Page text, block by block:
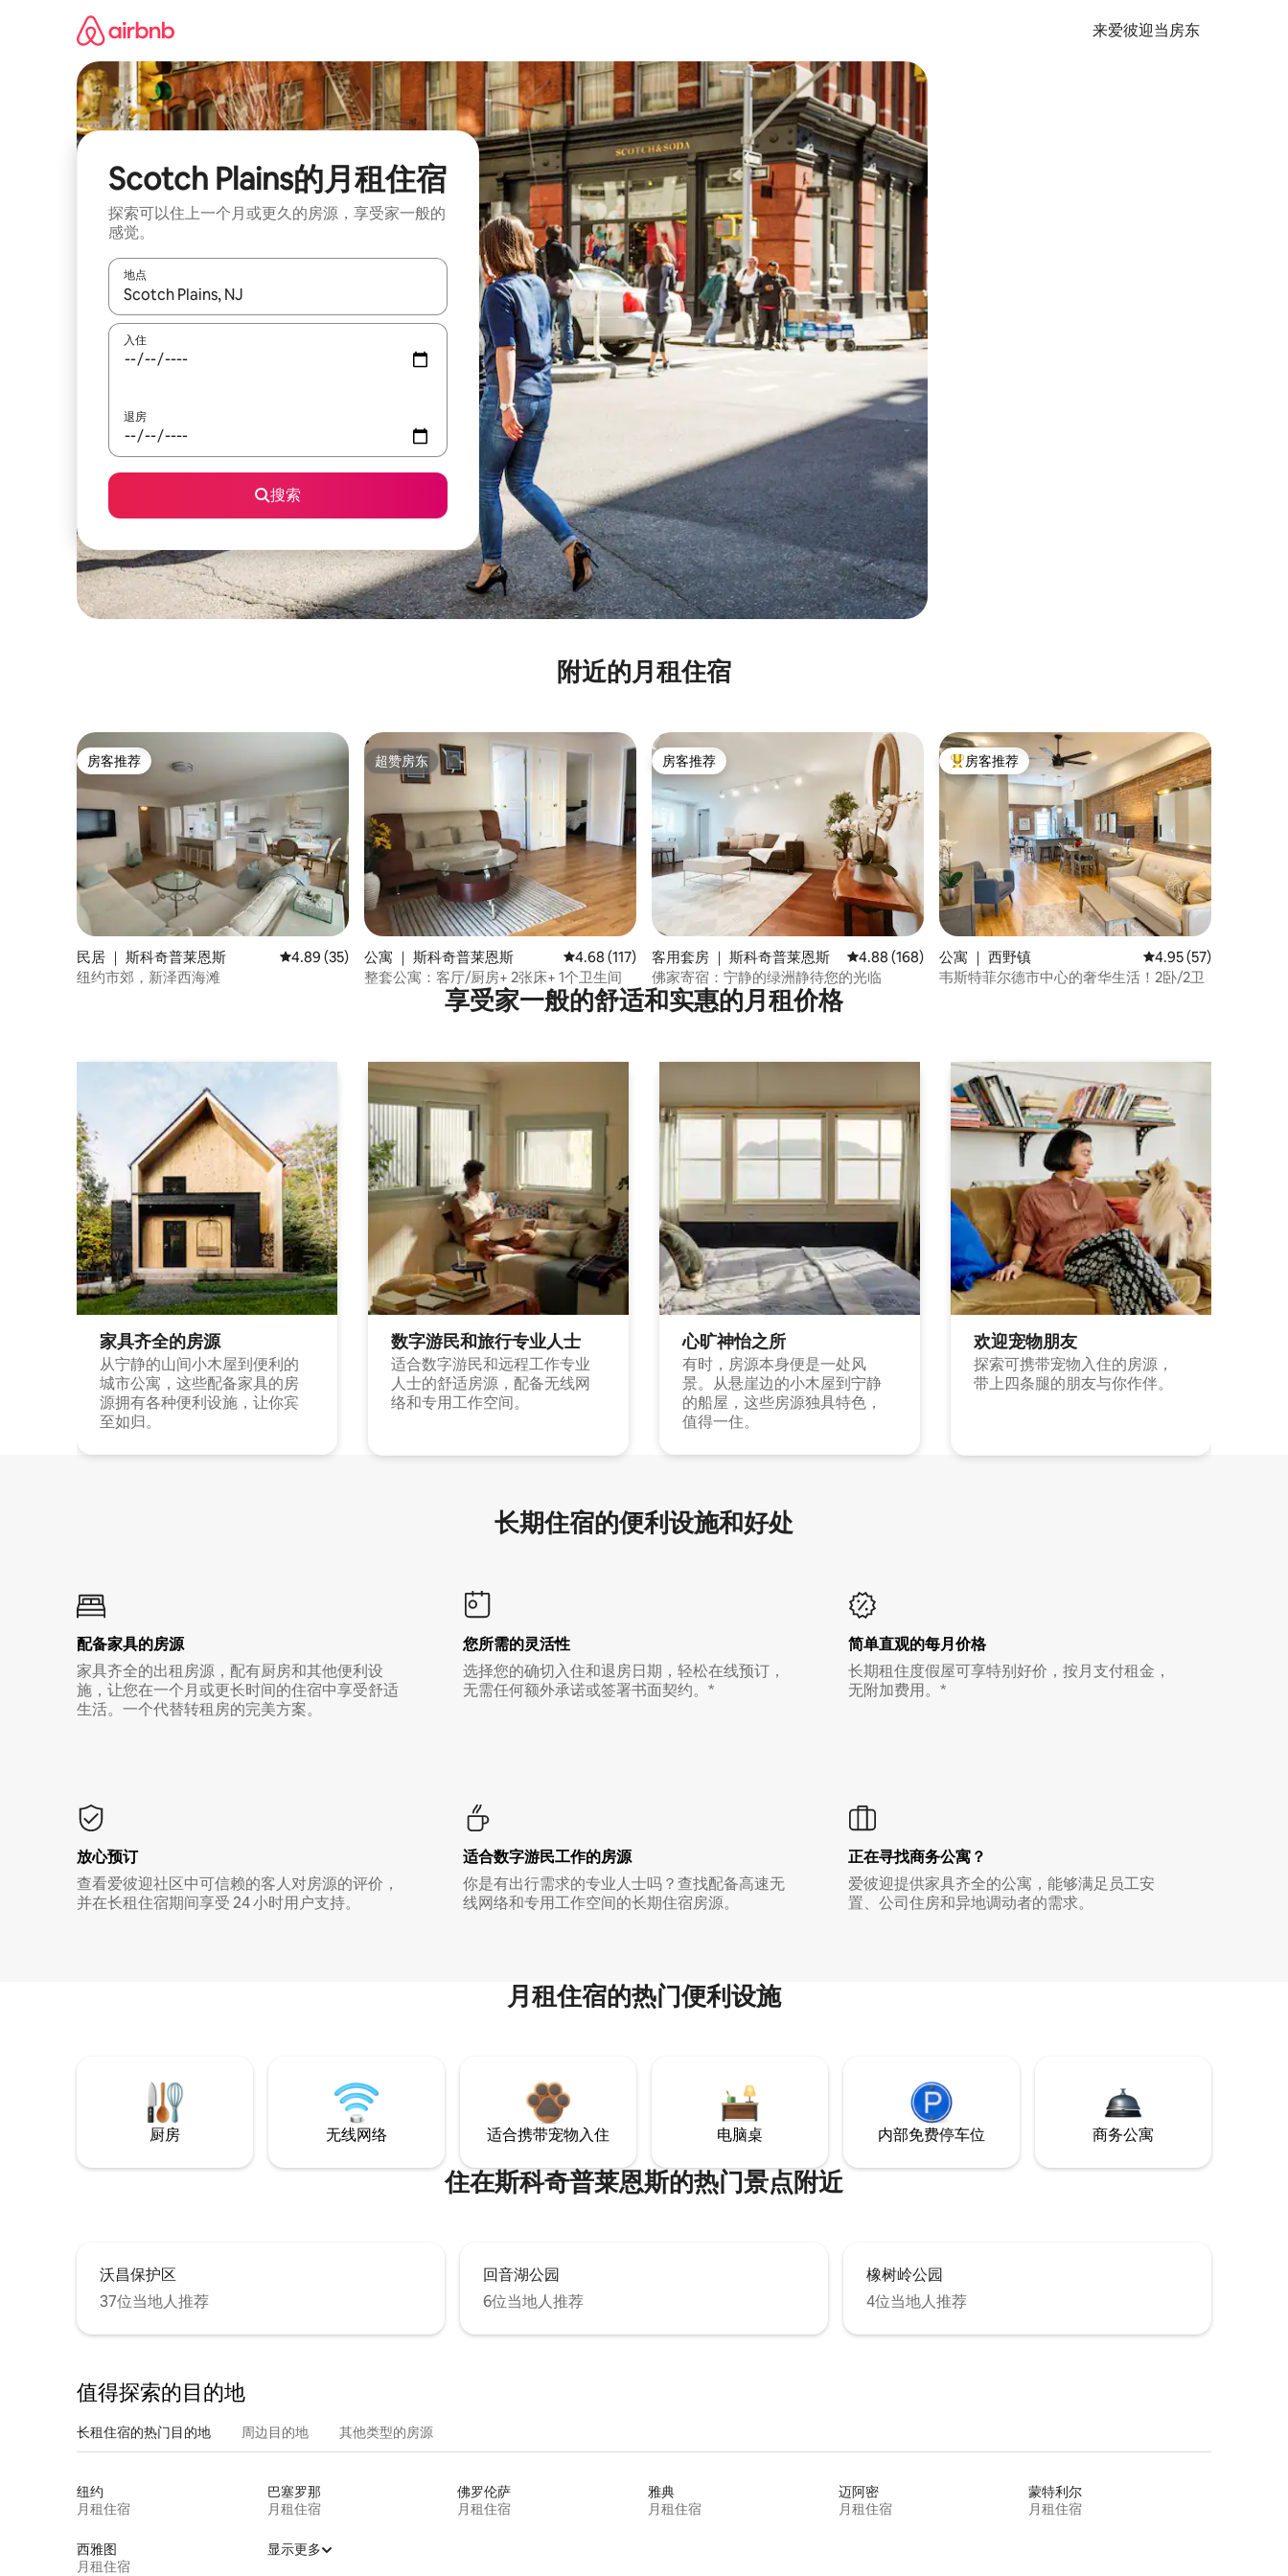
来爱彼迎当房东
Scotch Plains的月租住宿
探索可以住上一个月或更久的房源，享受家一般的
感觉。
地点
如有搜索结果，请使用上下方向键查看，或通过点击或滑动手势浏览。
入住
退房
搜索
附近的月租住宿
房客推荐
房客推荐
民居 ｜ 斯科奇普莱恩斯 平均评分 4.89 分（满分 5 分），共 35 条评价
4.89 (35)
纽约市郊，新泽西海滩
超赞房东
超赞房东
公寓 ｜ 斯科奇普莱恩斯 平均评分 4.68 分（满分 5 分），共 117 条评价
4.68 (117)
整套公寓：客厅/厨房+ 2张床+ 1个卫生间
房客推荐
房客推荐
客用套房 ｜ 斯科奇普莱恩斯 平均评分 4.88 分（满分 5 分），共 168 条评价
4.88 (168)
佛家寄宿：宁静的绿洲静待您的光临
热门「房客推荐」
房客推荐
公寓 ｜ 西野镇 平均评分 4.95 分（满
4.95 (57)
韦斯特菲尔德市中心的奢华生活！2卧/2卫
享受家一般的舒适和实惠的月租价格
家具齐全的房源
从宁静的山间小木屋到便利的
城市公寓，这些配备家具的房
源拥有各种便利设施，让你宾
至如归。
数字游民和旅行专业人士
适合数字游民和远程工作专业
人士的舒适房源，配备无线网
络和专用工作空间。
心旷神怡之所
有时，房源本身便是一处风
景。从悬崖边的小木屋到宁静
的船屋，这些房源独具特色，
值得一住。
欢迎宠物朋友
探索可携带宠物入住的房源，
带上四条腿的朋友与你作伴。
长期住宿的便利设施和好处
配备家具的房源
家具齐全的出租房源，配有厨房和其他便利设
施，让您在一个月或更长时间的住宿中享受舒适
生活。一个代替转租房的完美方案。
您所需的灵活性
选择您的确切入住和退房日期，轻松在线预订，
无需任何额外承诺或签署书面契约。*
简单直观的每月价格
长期租住度假屋可享特别好价，按月支付租金，
无附加费用。*
放心预订
查看爱彼迎社区中可信赖的客人对房源的评价，
并在长租住宿期间享受 24 小时用户支持。
适合数字游民工作的房源
你是有出行需求的专业人士吗？查找配备高速无
线网络和专用工作空间的长期住宿房源。
正在寻找商务公寓？
爱彼迎提供家具齐全的公寓，能够满足员工安
置、公司住房和异地调动者的需求。
月租住宿的热门便利设施
厨房 无线网络 适合携带宠物入住 电脑桌 内部免费停车位 商务公寓
住在斯科奇普莱恩斯的热门景点附近
沃昌保护区
37位当地人推荐
回音湖公园
6位当地人推荐
橡树岭公园
4位当地人推荐
值得探索的目的地
长租住宿的热门目的地 周边目的地 其他类型的房源
纽约
月租住宿
巴塞罗那
月租住宿
佛罗伦萨
月租住宿
雅典
月租住宿
迈阿密
月租住宿
蒙特利尔
月租住宿
西雅图
月租住宿
显示更多